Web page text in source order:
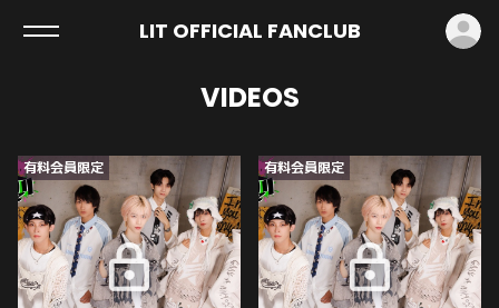
LIT OFFICIAL FANCLUB
VIDEOS
有料会員限定 有料会員限定